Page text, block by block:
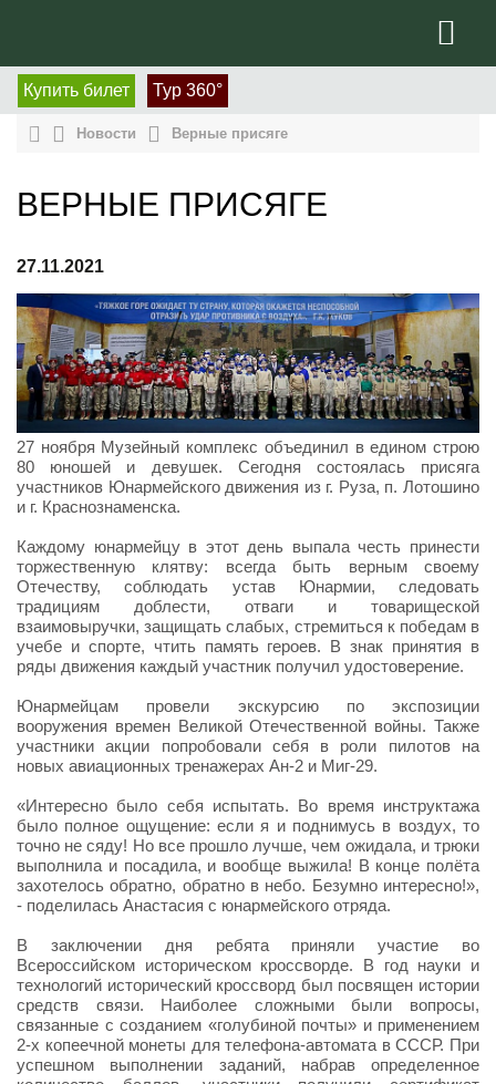
Купить билет Тур 360°
Новости Верные присяге
ВЕРНЫЕ ПРИСЯГЕ
27.11.2021
27 ноября Музейный комплекс объединил в едином строю
80 юношей и девушек. Сегодня состоялась присяга
участников Юнармейского движения из г. Руза, п. Лотошино
и г. Краснознаменска.
Каждому юнармейцу в этот день выпала честь принести
торжественную клятву: всегда быть верным своему
Отечеству, соблюдать устав Юнармии, следовать
традициям доблести, отваги и товарищеской
взаимовыручки, защищать слабых, стремиться к победам в
учебе и спорте, чтить память героев. В знак принятия в
ряды движения каждый участник получил удостоверение.
Юнармейцам провели экскурсию по экспозиции
вооружения времен Великой Отечественной войны. Также
участники акции попробовали себя в роли пилотов на
новых авиационных тренажерах Ан-2 и Миг-29.
«Интересно было себя испытать. Во время инструктажа
было полное ощущение: если я и поднимусь в воздух, то
точно не сяду! Но все прошло лучше, чем ожидала, и трюки
выполнила и посадила, и вообще выжила! В конце полёта
захотелось обратно, обратно в небо. Безумно интересно!»,
- поделилась Анастасия с юнармейского отряда.
В заключении дня ребята приняли участие во
Всероссийском историческом кроссворде. В год науки и
технологий исторический кроссворд был посвящен истории
средств связи. Наиболее сложными были вопросы,
связанные с созданием «голубиной почты» и применением
2-х копеечной монеты для телефона-автомата в СССР. При
успешном выполнении заданий, набрав определенное